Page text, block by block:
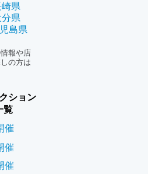
ション
覧
催
催
催
島県
分県
崎県
報や店
の方は